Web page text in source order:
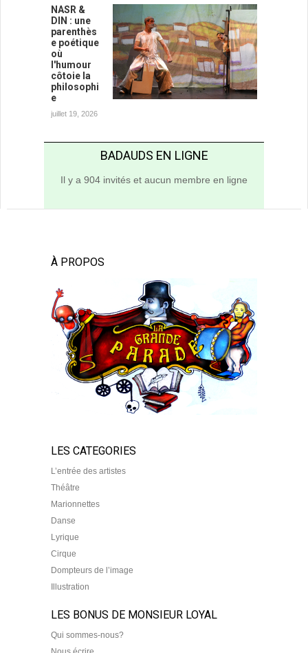
NASR &
DIN : une
parenthès
e poétique
où
l'humour
côtoie la
philosophi
e
juillet 19, 2026
BADAUDS EN LIGNE
Il y a 904 invités et aucun membre en ligne
À PROPOS
LES CATEGORIES
L’entrée des artistes
Théâtre
Marionnettes
Danse
Lyrique
Cirque
Dompteurs de l’image
Illustration
LES BONUS DE MONSIEUR LOYAL
Qui sommes-nous?